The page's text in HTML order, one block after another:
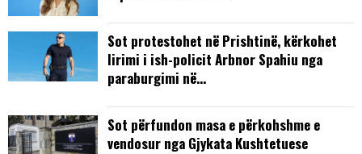
Sot protestohet në Prishtinë, kërkohet
lirimi i ish-policit Arbnor Spahiu nga
paraburgimi në…
Sot përfundon masa e përkohshme e
vendosur nga Gjykata Kushtetuese